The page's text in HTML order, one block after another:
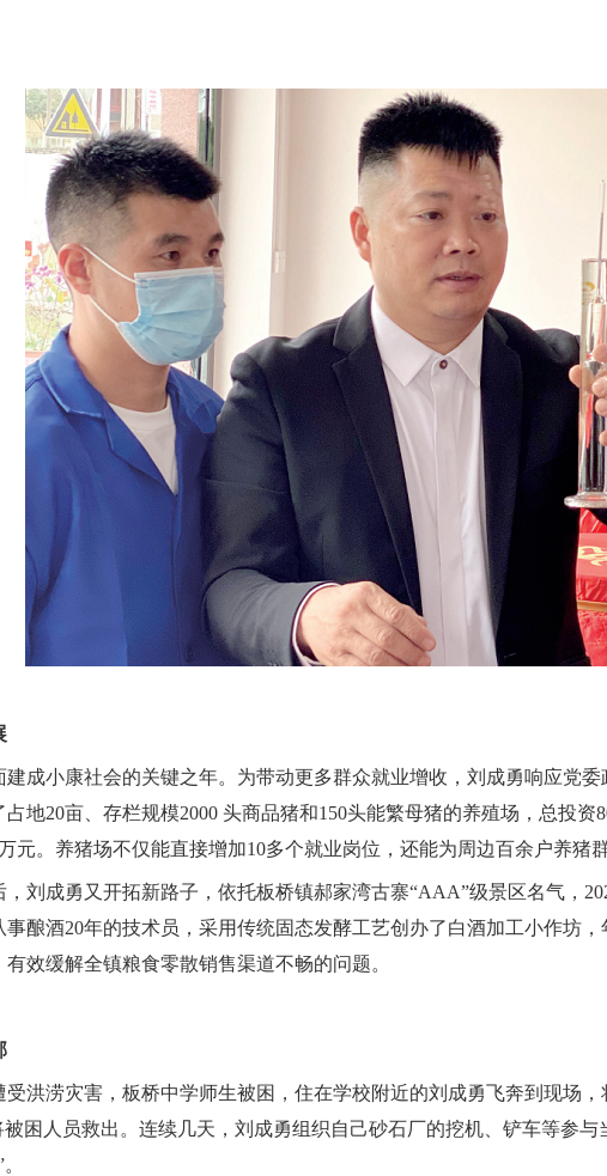
建成小康社会的关键之年。为带动更多群众就业增收，刘成勇响应党
地20亩、存栏规模2000 头商品猪和150头能繁母猪的养殖场，总投
元。养猪场不仅能直接增加10多个就业岗位，还能为周边百余户养猪
刘成勇又开拓新路子，依托板桥镇郝家湾古寨“AAA”级景区名气，
酿酒20年的技术员，采用传统固态发酵工艺创办了白酒加工小作坊
效缓解全镇粮食零散销售渠道不畅的问题。
受洪涝灾害，板桥中学师生被困，住在学校附近的刘成勇飞奔到现场
被困人员救出。连续几天，刘成勇组织自己砂石厂的挖机、铲车等参